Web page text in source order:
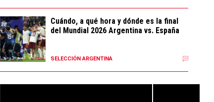
Cuándo, a qué hora y dónde es la final
del Mundial 2026 Argentina vs. España
SELECCIÓN ARGENTINA